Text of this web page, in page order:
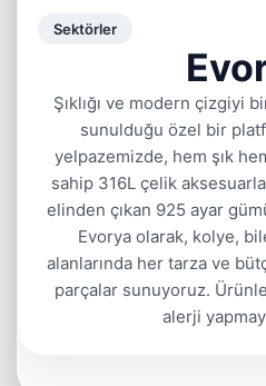
Sektörler
Şıklığı ve modern çizgiyi
sunulduğu özel bir
yelpazemizde, hem şık
sahip 316L çelik
elinden çıkan 925 ayar
Evorya olarak, kolye,
alanlarında her tarza ve
parçalar sunuyoruz.
alerji